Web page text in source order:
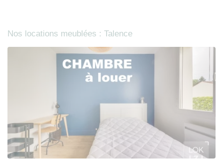
Nos locations meublées : Talence